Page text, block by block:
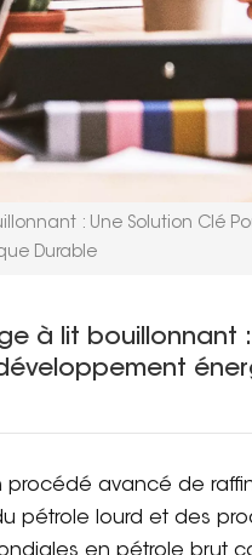
: Une Solution Clé
Durable
à lit bouillonnant
procédé avancé de
pétrole lourd et des